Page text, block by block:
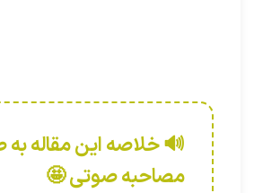
🔊 خلاصه این مقاله
مصاحبه صوتی 🤩